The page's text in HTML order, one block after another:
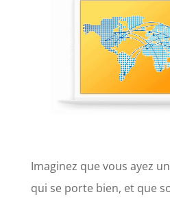
Imaginez que vous ayez
qui se porte bien, et que